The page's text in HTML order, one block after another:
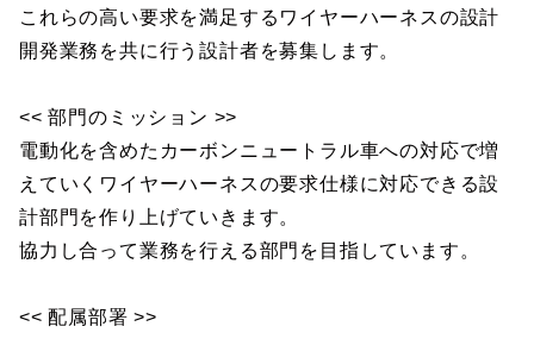
これらの高い要求を満足するワイヤーハーネスの設計
開発業務を共に行う設計者を募集します。
<< 部門のミッション >>
電動化を含めたカーボンニュートラル車への対応で増
えていくワイヤーハーネスの要求仕様に対応できる設
計部門を作り上げていきます。
協力し合って業務を行える部門を目指しています。
<< 配属部署 >>